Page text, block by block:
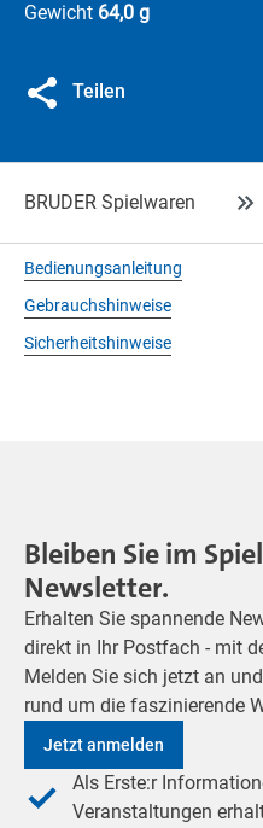
Gewicht 64,0 g
Teilen
BRUDER Spielwaren
Bedienungsanleitung
Gebrauchshinweise
Sicherheitshinweise
Bleiben Sie im
Newsletter.
Erhalten Sie spannende
direkt in Ihr Postfach - mit
Melden Sie sich jetzt an
rund um die faszinierende
Jetzt anmelden
Als Erste:r
Veranstaltungen